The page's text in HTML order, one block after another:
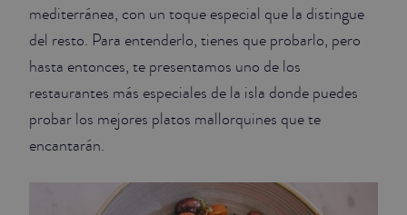
mediterránea, con un toque especial que la distingue
del resto. Para entenderlo, tienes que probarlo, pero
hasta entonces, te presentamos uno de los
restaurantes más especiales de la isla donde puedes
probar los mejores platos mallorquines que te
encantarán.